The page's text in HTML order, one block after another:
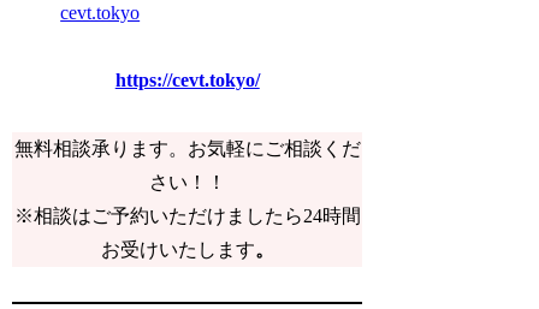
cevt.tokyo
https://cevt.tokyo/
無料相談承ります。お気軽にご相談くだ
さい！！
※相談はご予約いただけましたら24時間
お受けいたします。